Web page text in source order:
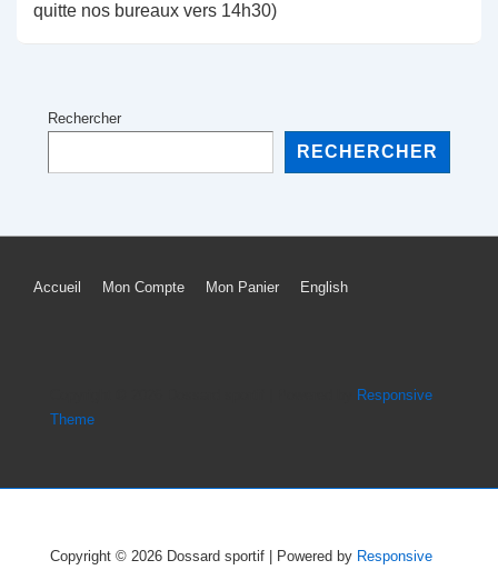
quitte nos bureaux vers 14h30)
Rechercher
RECHERCHER
Menu
page
Accueil Mon Compte Mon Panier English
Responsive
Theme
Copyright © 2026 Dossard sportif | Powered by Responsive